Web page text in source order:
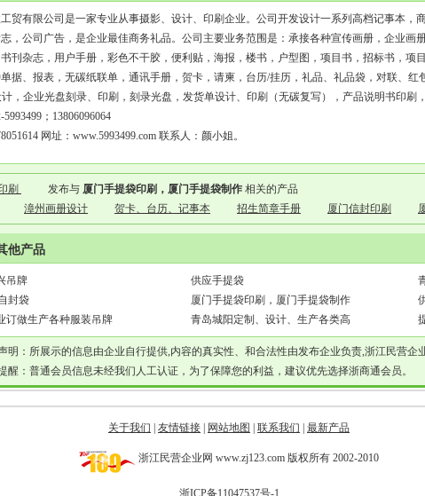
贸有限公司是一家专业从事摄影、设计、印刷企业。公司开发设计一系列高档记事本，
，公司广告，是企业最佳商务礼品。公司主要业务范围是：承接各种宣传画册，企业画
刊杂志，用户手册，彩色不干胶，便利贴，海报，楼书，户型图，项目书，招标书，项
据、报表，无碳纸联单，通讯手册，贺卡，请柬，台历/挂历，礼品、礼品袋，对联、红
，企业光盘刻录、印刷，刻录光盘，发货单设计、印刷（无碳复写），产品说明书印刷
5993499；13806096064
网址：www.5993499.com 联系人：颜小姐。
刷 发布与 厦门手提袋印刷，厦门手提袋制作 相关的产品
漳州画册设计 贺卡、台历、记事本 招生简章手册 厦门信封印刷
他产品
吊牌 供应手提袋
封袋
厦门手提袋印刷，厦门手提袋制作
订做生产各种服装吊牌
青岛城阳定制、设计、生产各类高
明：所展示的信息由企业自行提供,内容的真实性、和合法性由发布企业负责,浙江民营企
醒：普通会员信息未经我们人工认证，为了保障您的利益，建议优先选择浙商通会员。
关于我们 友情链接 网站地图 联系我们 最新产品
浙江民营企业网 www.zj123.com 版权所有 2002-2010
浙ICP备11047537号-1